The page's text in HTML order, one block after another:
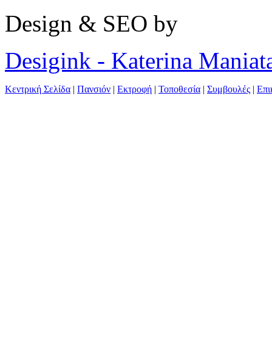
Design & SEO by
Desigink - Katerina
Κεντρική Σελίδα | Πανσιόν | Εκτροφή | Τοποθεσία | Συμβουλές |